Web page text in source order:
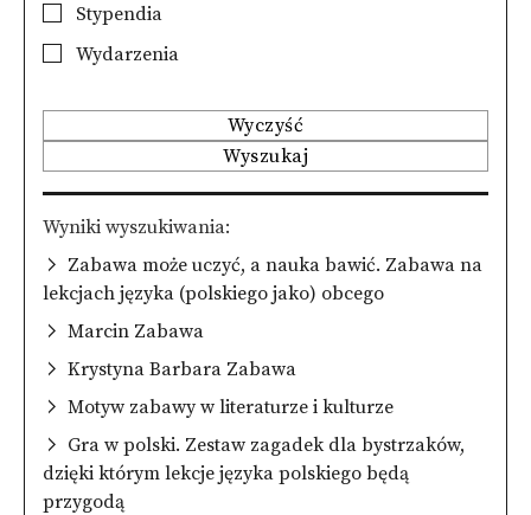
Stypendia
Wydarzenia
Wyczyść
Wyszukaj
Wyniki wyszukiwania
Zabawa może uczyć, a nauka bawić. Zabawa na
lekcjach języka (polskiego jako) obcego
Marcin Zabawa
Krystyna Barbara Zabawa
Motyw zabawy w literaturze i kulturze
Gra w polski. Zestaw zagadek dla bystrzaków,
dzięki którym lekcje języka polskiego będą
przygodą